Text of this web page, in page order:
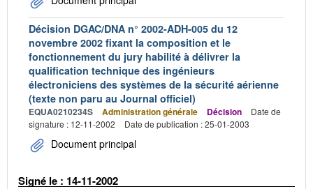
Décision DGAC/DNA n° 2002-ADH-005 du 12
novembre 2002 fixant la composition et le
fonctionnement du jury habilité à délivrer la
qualification technique des ingénieurs
électroniciens des systèmes de la sécurité aérienne
(texte non paru au Journal officiel)
EQUA0210234S Administration générale Décision
Date de
signature : 12-11-2002
Date de publication : 25-01-2003
Document principal
Signé le : 14-11-2002